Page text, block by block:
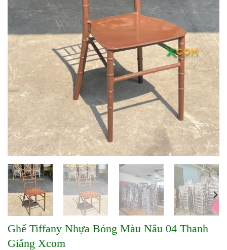
Ghế Tiffany Nhựa Bóng Màu Nâu 04 Thanh
Giằng Xcom